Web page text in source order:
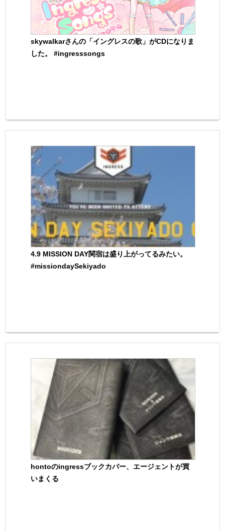
skywalkarさんの「イングレスの歌」がCDになりま
した。 #ingresssongs
4.9 MISSION DAY関宿は盛り上がってるみたい。
#missiondaySekiyado
hontoのingressブックカバー、エージェントが買
いまくる